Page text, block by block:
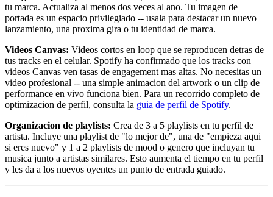
tu marca. Actualiza al menos dos veces al ano. Tu imagen de
portada es un espacio privilegiado -- usala para destacar un nuevo
lanzamiento, una proxima gira o tu identidad de marca.
Videos Canvas: Videos cortos en loop que se reproducen detras de
tus tracks en el celular. Spotify ha confirmado que los tracks con
videos Canvas ven tasas de engagement mas altas. No necesitas un
video profesional -- una simple animacion del artwork o un clip de
performance en vivo funciona bien. Para un recorrido completo de
optimizacion de perfil, consulta la guia de perfil de Spotify.
Organizacion de playlists: Crea de 3 a 5 playlists en tu perfil de
artista. Incluye una playlist de "lo mejor de", una de "empieza aqui
si eres nuevo" y 1 a 2 playlists de mood o genero que incluyan tu
musica junto a artistas similares. Esto aumenta el tiempo en tu perfil
y les da a los nuevos oyentes un punto de entrada guiado.